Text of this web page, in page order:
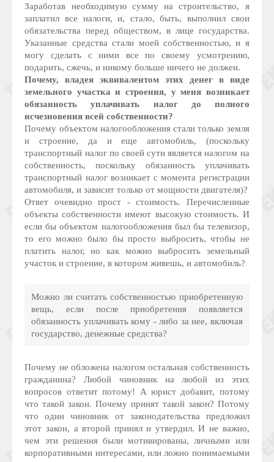
Заработав необходимую сумму на строительство, я
заплатил все налоги, и, стало, быть, выполнил свои
обязательства перед обществом, в лице государства.
Указанные средства стали моей собственностью, и я
могу сделать с ними все по своему усмотрению,
подарить, сжечь, и никому больше ничего не должен.
Почему, владея эквивалентом этих денег в виде
земельного участка и строения, у меня возникает
обязанность уплачивать налог до полного
исчезновения всей собственности?
Почему объектом налогообложения стали только земля
и строение, да и еще автомобиль, (поскольку
транспортный налог по своей сути является налогом на
собственность, поскольку обязанность уплачивать
транспортный налог возникает с момента регистрации
автомобиля, и зависит только от мощности двигателя)?
Ответ очевидно прост - стоимость. Перечисленные
объекты собственности имеют высокую стоимость. И
если бы объектом налогообложения был бы телевизор,
то его можно было бы просто выбросить, чтобы не
платить налог, но как можно выбросить земельный
участок и строение, в котором живешь, и автомобиль?
Можно ли считать собственностью приобретенную
вещь, если после приобретения появляется
обязанность уплачивать кому - либо за нее, включая
государство, денежные средства?
Почему не обложена налогом остальная собственность
гражданина? Любой чиновник на любой из этих
вопросов ответит потому! А юрист добавит, потому
что такой закон. Почему принят такой закон? Потому
что один чиновник от законодательства предложил
этот закон, а второй принял и утвердил. И не важно,
чем эти решения были мотивированы, личными или
корпоративными интересами, или ложно понимаемыми